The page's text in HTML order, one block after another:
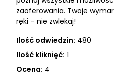
zaoferowania. Twoje
ręki – nie zwlekaj!
Ilość odwiedzin: 480
Ilość kliknięć: 1
Ocena: 4